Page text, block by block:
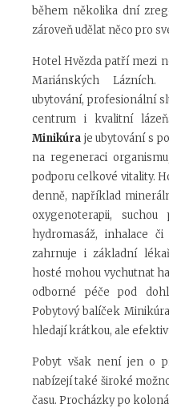
během několika dní
zároveň udělat něco pro
Hotel Hvězda patří mezi
Mariánských
ubytování, profesionální
centrum i kvalitní
Minikúra je ubytování s
na regeneraci
podporu celkové vitality.
denně, například
oxygenoterapii, suchou
hydromasáž, inhalace
zahrnuje i základní
hosté mohou vychutnat
odborné péče pod
Pobytový balíček
hledají krátkou, ale
Pobyt však není jen o
nabízejí také široké
času. Procházky po